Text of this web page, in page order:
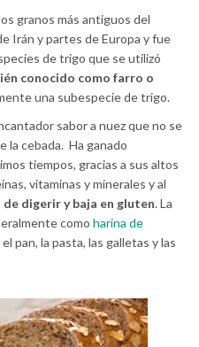
granos más antiguos del
Irán y partes de Europa y fue
de trigo que se utilizó
conocido como farro o
una subespecie de trigo.
sabor a nuez que no se
la cebada. Ha ganado
tiempos, gracias a sus altos
vitaminas y minerales y al
de digerir y baja en gluten. La
como harina de
pan, la pasta, las galletas y las